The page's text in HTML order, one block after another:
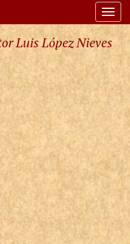
Luis López Nieves